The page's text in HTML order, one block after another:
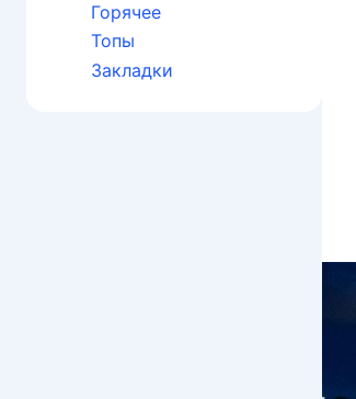
Горячее
Топы
Закладки